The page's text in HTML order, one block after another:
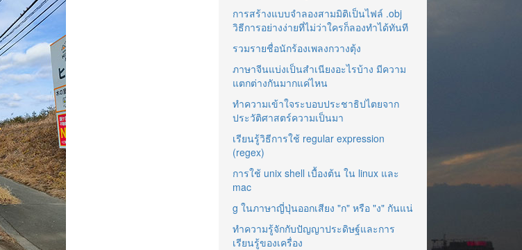
การสร้างแบบจำลองสามมิติเป็นไฟล์ .obj
วิธีการอย่างง่ายที่ไม่ว่าใครก็ลองทำได้ทันที
รวมรายชื่อนักร้องเพลงกวางตุ้ง
ภาษาจีนแบ่งเป็นสำเนียงอะไรบ้าง มีความ
แตกต่างกันมากแค่ไหน
ทำความเข้าใจระบอบประชาธิปไตยจาก
ประวัติศาสตร์ความเป็นมา
เรียนรู้วิธีการใช้ regular expression
(regex)
การใช้ unix shell เบื้องต้น ใน linux และ
mac
g ในภาษาญี่ปุ่นออกเสียง "ก" หรือ "ง" กันแน่
ทำความรู้จักกับปัญญาประดิษฐ์และการ
เรียนรู้ของเครื่อง